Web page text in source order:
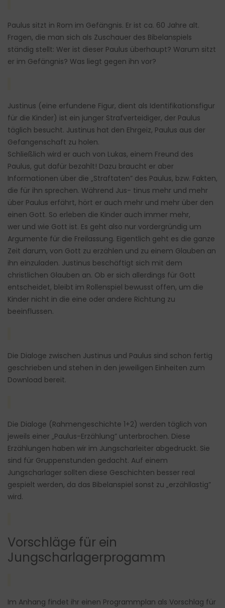
Paulus sitzt in Rom im Gefängnis. Er ist ca. 60 Jahre alt.
Fragen, die man sich als Zuschauer des Bibelanspiels
ständig stellt: Wer ist dieser Paulus überhaupt? Warum sitzt
er im Gefängnis? Was liegt gegen ihn vor?
Justinus (eine erfundene Figur, dient als Identifikationsfigur
für die Kinder) ist ein junger Strafverteidiger, der Paulus
täglich besucht. Justinus hat den Ehrgeiz, Paulus aus der
Gefangenschaft zu holen.
Schließlich wird er auch von Lukas, einem Freund des
Paulus, gut dafür bezahlt! Dazu braucht er aber
Informationen über die „Straftaten” des Paulus, bzw. Fakten,
die für ihn sprechen. Während Jus- tinus mehr und mehr
über Paulus erfährt, hört er auch mehr und mehr über den
einen Gott. So erleben die Kinder auch immer mehr,
wer und wie Gott ist. Es geht also nur vordergründig um
Argumente für die Freilassung. Eigentlich geht es die ganze
Zeit darum, von Gott zu erzählen und zu einem Glauben an
ihn einzuladen. Justinus beschäftigt sich mit dem
christlichen Glauben an. Ob er sich allerdings für Gott
entscheidet, bleibt im Rollenspiel bewusst offen, um die
Kinder nicht in die eine oder andere Richtung zu
beeinflussen.
Die Dialoge zwischen Justinus und Paulus sind schon fertig
geschrieben und stehen in den jeweiligen Einheiten zum
Download bereit.
Die Dialoge (Rahmengeschichte 1+2) werden täglich von
jeweils einer „Paulus-Erzählung” unterbrochen. Diese
Erzählungen haben wir im Jungscharleiter abgedruckt. Sie
sind für Gruppenstunden gedacht. Auf einem
Jungscharlager sollten diese Geschichten besser real
gespielt werden, da das Bibelanspiel sonst zu „erzähllastig”
wird.
Vorschläge für ein
Jungscharlagerprogamm
Im Anhang findet ihr einen Programmplan als Vorschlag für